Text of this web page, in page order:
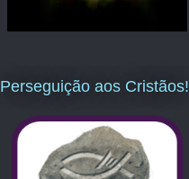
Perseguição aos Cristãos!